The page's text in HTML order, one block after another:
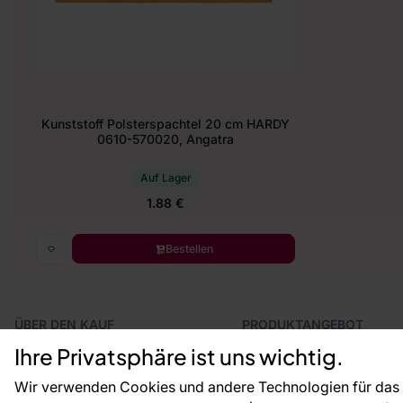
Ihre Privatsphäre ist uns wichtig.
Wir verwenden Cookies und andere Technologien für
Kunststoff Polsterspachtel 20 cm HARDY
0610-570020, Angatra
Auf Lager
1.88 €
Bestellen
ÜBER DEN KAUF
Versand und Bezahlung
Vertragsrücktritt
PRODUKTANGEBOT
Fototapeten
Leiste
Dekoration